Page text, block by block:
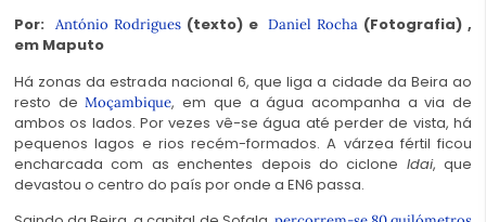
Por: António Rodrigues(texto)eDaniel Rocha (Fotografia) ,
em Maputo
Há zonas da estrada nacional 6, que liga a cidade da Beira ao
resto deMoçambique, em que a água acompanha a via de
ambos os lados. Por vezes vê-se água até perder de vista, há
pequenos lagos e rios recém-formados. A várzea fértil ficou
encharcada com as enchentes depois do ciclone Idai, que
devastou o centro do país por onde a EN6 passa.